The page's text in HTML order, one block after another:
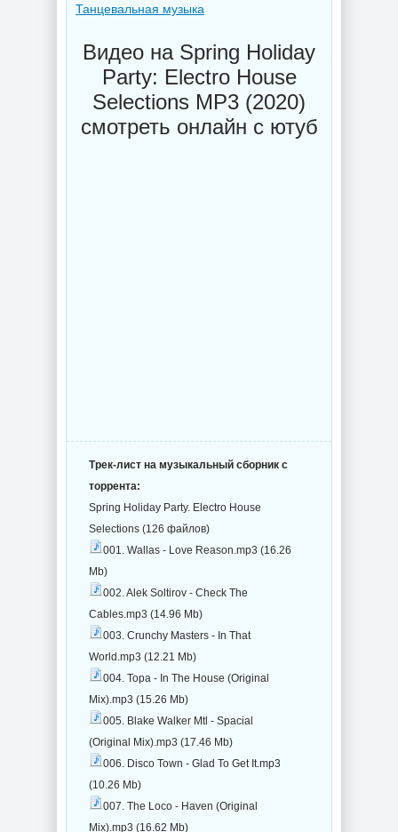
Танцевальная музыка
Видео на Spring Holiday
Party: Electro House
Selections MP3 (2020)
смотреть онлайн с ютуб
Трек-лист на музыкальный сборник с
торрента:
Spring Holiday Party. Electro House
Selections (126 файлов)
001. Wallas - Love Reason.mp3 (16.26
Mb)
002. Alek Soltirov - Check The
Cables.mp3 (14.96 Mb)
003. Crunchy Masters - In That
World.mp3 (12.21 Mb)
004. Topa - In The House (Original
Mix).mp3 (15.26 Mb)
005. Blake Walker Mtl - Spacial
(Original Mix).mp3 (17.46 Mb)
006. Disco Town - Glad To Get It.mp3
(10.26 Mb)
007. The Loco - Haven (Original
Mix).mp3 (16.62 Mb)